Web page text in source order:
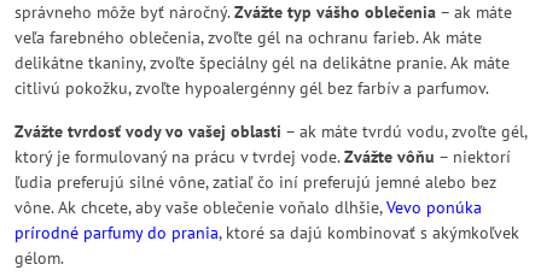
správneho môže byť náročný.Zvážte typ vášho oblečenia – ak máte
veľa farebného oblečenia, zvoľte gél na ochranu farieb. Ak máte
delikátne tkaniny, zvoľte špeciálny gél na delikátne pranie. Ak máte
citlivú pokožku, zvoľte hypoalergénny gél bez farbív a parfumov.
Zvážte tvrdosť vody vo vašej oblasti – ak máte tvrdú vodu, zvoľte gél,
ktorý je formulovaný na prácu v tvrdej vode.Zvážte vôňu – niektorí
ľudia preferujú silné vône, zatiaľ čo iní preferujú jemné alebo bez
vône. Ak chcete, aby vaše oblečenie voňalo dlhšie,Vevo ponúka
prírodné parfumy do prania, ktoré sa dajú kombinovať s akýmkoľvek
gélom.